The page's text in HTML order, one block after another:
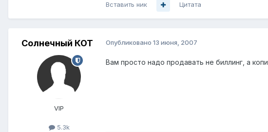
Вставить ник Цитата
Солнечный КОТ
VIP
5.3k
Опубликовано 13 июня, 2007
Вам просто надо продавать не биллинг, а